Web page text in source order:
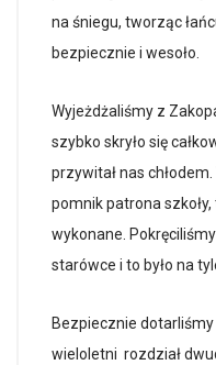
na śniegu, tworząc
bezpiecznie i wesoło.
Wyjeżdżaliśmy z
szybko skryło się
przywitał nas
pomnik patrona
wykonane.
starówce i to było na
Bezpiecznie
wieloletni rozdział